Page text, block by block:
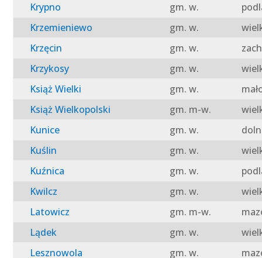
Krypno
gm. w.
Krzemieniewo
gm. w.
Krzęcin
gm. w.
Krzykosy
gm. w.
Książ Wielki
gm. w.
Książ Wielkopolski
gm. m-w.
Kunice
gm. w.
Kuślin
gm. w.
Kuźnica
gm. w.
Kwilcz
gm. w.
Latowicz
gm. m-w.
Lądek
gm. w.
Lesznowola
gm. w.